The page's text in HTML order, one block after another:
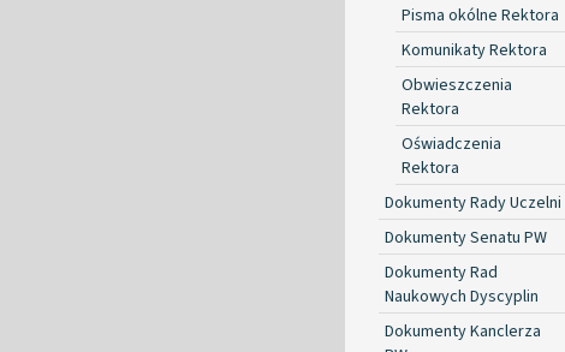
Pisma okólne Rektora
Komunikaty Rektora
Obwieszczenia
Rektora
Oświadczenia
Rektora
Dokumenty Rady Uczelni
Dokumenty Senatu PW
Dokumenty Rad
Naukowych Dyscyplin
Dokumenty Kanclerza